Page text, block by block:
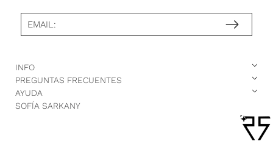
EMAIL:
INFO
PREGUNTAS FRECUENTES
AYUDA
SOFÍA SARKANY